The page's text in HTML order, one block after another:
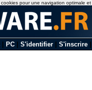
PC S'identifier S'inscrire
pour une navigation optimale